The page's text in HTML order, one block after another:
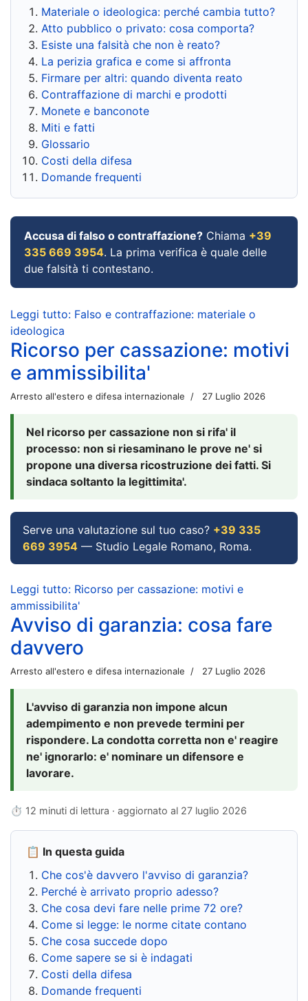
Materiale o ideologica: perché cambia tutto?
Atto pubblico o privato: cosa comporta?
Esiste una falsità che non è reato?
La perizia grafica e come si affronta
Firmare per altri: quando diventa reato
Contraffazione di marchi e prodotti
Monete e banconote
Miti e fatti
Glossario
Costi della difesa
Domande frequenti
Accusa di falso o contraffazione? Chiama +39
335 669 3954. La prima verifica è quale delle
due falsità ti contestano.
Leggi tutto: Falso e contraffazione: materiale o
ideologica
Ricorso per cassazione: motivi
e ammissibilita'
Arresto all'estero e difesa internazionale 27 Luglio 2026
Nel ricorso per cassazione non si rifa' il
processo: non si riesaminano le prove ne' si
propone una diversa ricostruzione dei fatti. Si
sindaca soltanto la legittimita'.
Serve una valutazione sul tuo caso? +39 335
669 3954 — Studio Legale Romano, Roma.
Leggi tutto: Ricorso per cassazione: motivi e
ammissibilita'
Avviso di garanzia: cosa fare
davvero
Arresto all'estero e difesa internazionale 27 Luglio 2026
L'avviso di garanzia non impone alcun
adempimento e non prevede termini per
rispondere. La condotta corretta non e' reagire
ne' ignorarlo: e' nominare un difensore e
lavorare.
⏱ 12 minuti di lettura · aggiornato al 27 luglio 2026
📋 In questa guida
Che cos'è davvero l'avviso di garanzia?
Perché è arrivato proprio adesso?
Che cosa devi fare nelle prime 72 ore?
Come si legge: le norme citate contano
Che cosa succede dopo
Come sapere se si è indagati
Costi della difesa
Domande frequenti